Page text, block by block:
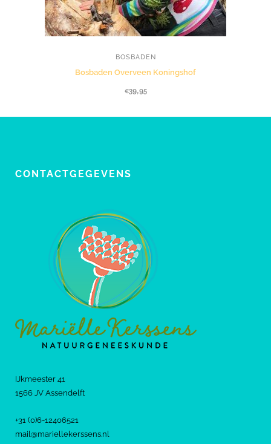
BOSBADEN
Bosbaden Overveen Koningshof
€39,95
CONTACTGEGEVENS
IJkmeester 41
1566 JV Assendelft
+31 (0)6-12406521
mail@mariellekerssens.nl